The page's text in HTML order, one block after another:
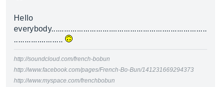
Hello
everybody.........................................................................
.......................
http://soundcloud.com/french-bobun
http://www.facebook.com/pages/French-Bo-Bun/141231669294373
http://www.myspace.com/frenchbobun